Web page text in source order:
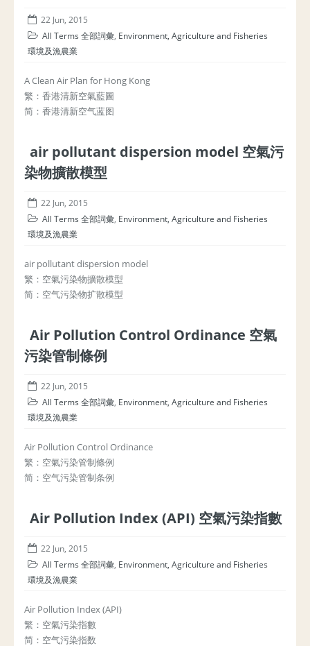
22 Jun, 2015
All Terms 全部詞彙, Environment, Agriculture and Fisheries
環境及漁農業
A Clean Air Plan for Hong Kong
繁：香港清新空氣藍圖
简：香港清新空气蓝图
air pollutant dispersion model 空氣污
染物擴散模型
22 Jun, 2015
All Terms 全部詞彙, Environment, Agriculture and Fisheries
環境及漁農業
air pollutant dispersion model
繁：空氣污染物擴散模型
简：空气污染物扩散模型
Air Pollution Control Ordinance 空氣
污染管制條例
22 Jun, 2015
All Terms 全部詞彙, Environment, Agriculture and Fisheries
環境及漁農業
Air Pollution Control Ordinance
繁：空氣污染管制條例
简：空气污染管制条例
Air Pollution Index (API) 空氣污染指數
22 Jun, 2015
All Terms 全部詞彙, Environment, Agriculture and Fisheries
環境及漁農業
Air Pollution Index (API)
繁：空氣污染指數
简：空气污染指数